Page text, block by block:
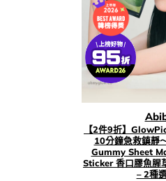
【2件9折】
10分鐘急救鎮靜
Gummy Sheet
Sticker 香口膠魚腥
– 2種